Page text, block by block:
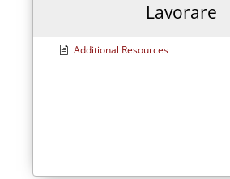
Lavorare
Additional Resources